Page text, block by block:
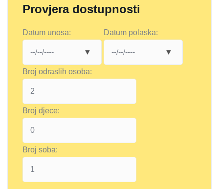
Provjera dostupnosti
Datum unosa: Datum polaska:
Broj odraslih osoba:
Broj djece:
Broj soba: